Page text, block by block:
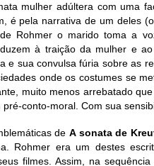
mulher adúltera com uma
é pela narrativa de um deles
Rohmer o marido toma a
à traição da mulher e
e sua convulsa fúria sobre as
onde os costumes se
muito menos arrebatado
pré-conto-moral. Com sua
de A sonata de
Rohmer era um destes
filmes. Assim, na